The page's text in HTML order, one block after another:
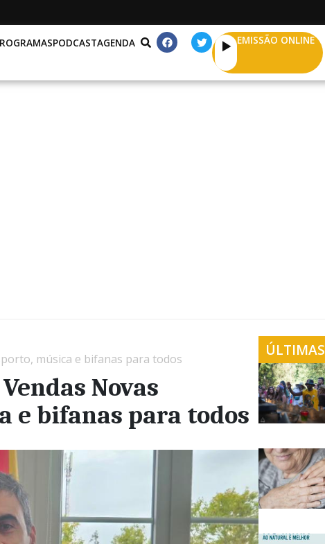
PODCASTAGENDA EMISSÃO ONLINE
música e bifanas para todos
Novas
e bifanas para todos
ÚLTIMAS